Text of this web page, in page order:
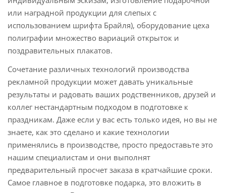
или наградной продукции для слепых с
использованием шрифта Брайля), оборудование цеха
полиграфии множество вариаций открыток и
поздравительных плакатов.
Сочетание различных технологий производства
рекламной продукции может давать уникальные
результаты и радовать ваших родственников, друзей и
коллег нестандартным подходом в подготовке к
праздникам. Даже если у вас есть только идея, но вы не
знаете, как это сделано и какие технологии
применялись в производстве, просто предоставьте это
нашим специалистам и они выполнят
предварительный просчет заказа в кратчайшие сроки.
Самое главное в подготовке подарка, это вложить в